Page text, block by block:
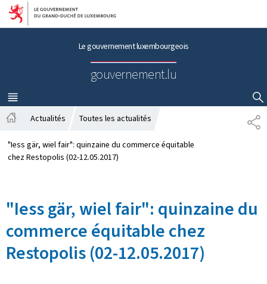
Aller au menu principal
Aller au contenu
Le gouvernement luxembourgeois
gouvernement.lu
MENU
PRINCIPAL
AFFICHER / MASQUER LA RECHERCHE
P
A
c
c
l
Actualités Toutes les actualités
"Iess gär, wiel fair": quinzaine du commerce équitable
chez Restopolis (02-12.05.2017)
"Iess gär, wiel fair": quinzaine du
commerce équitable chez
Restopolis (02-12.05.2017)